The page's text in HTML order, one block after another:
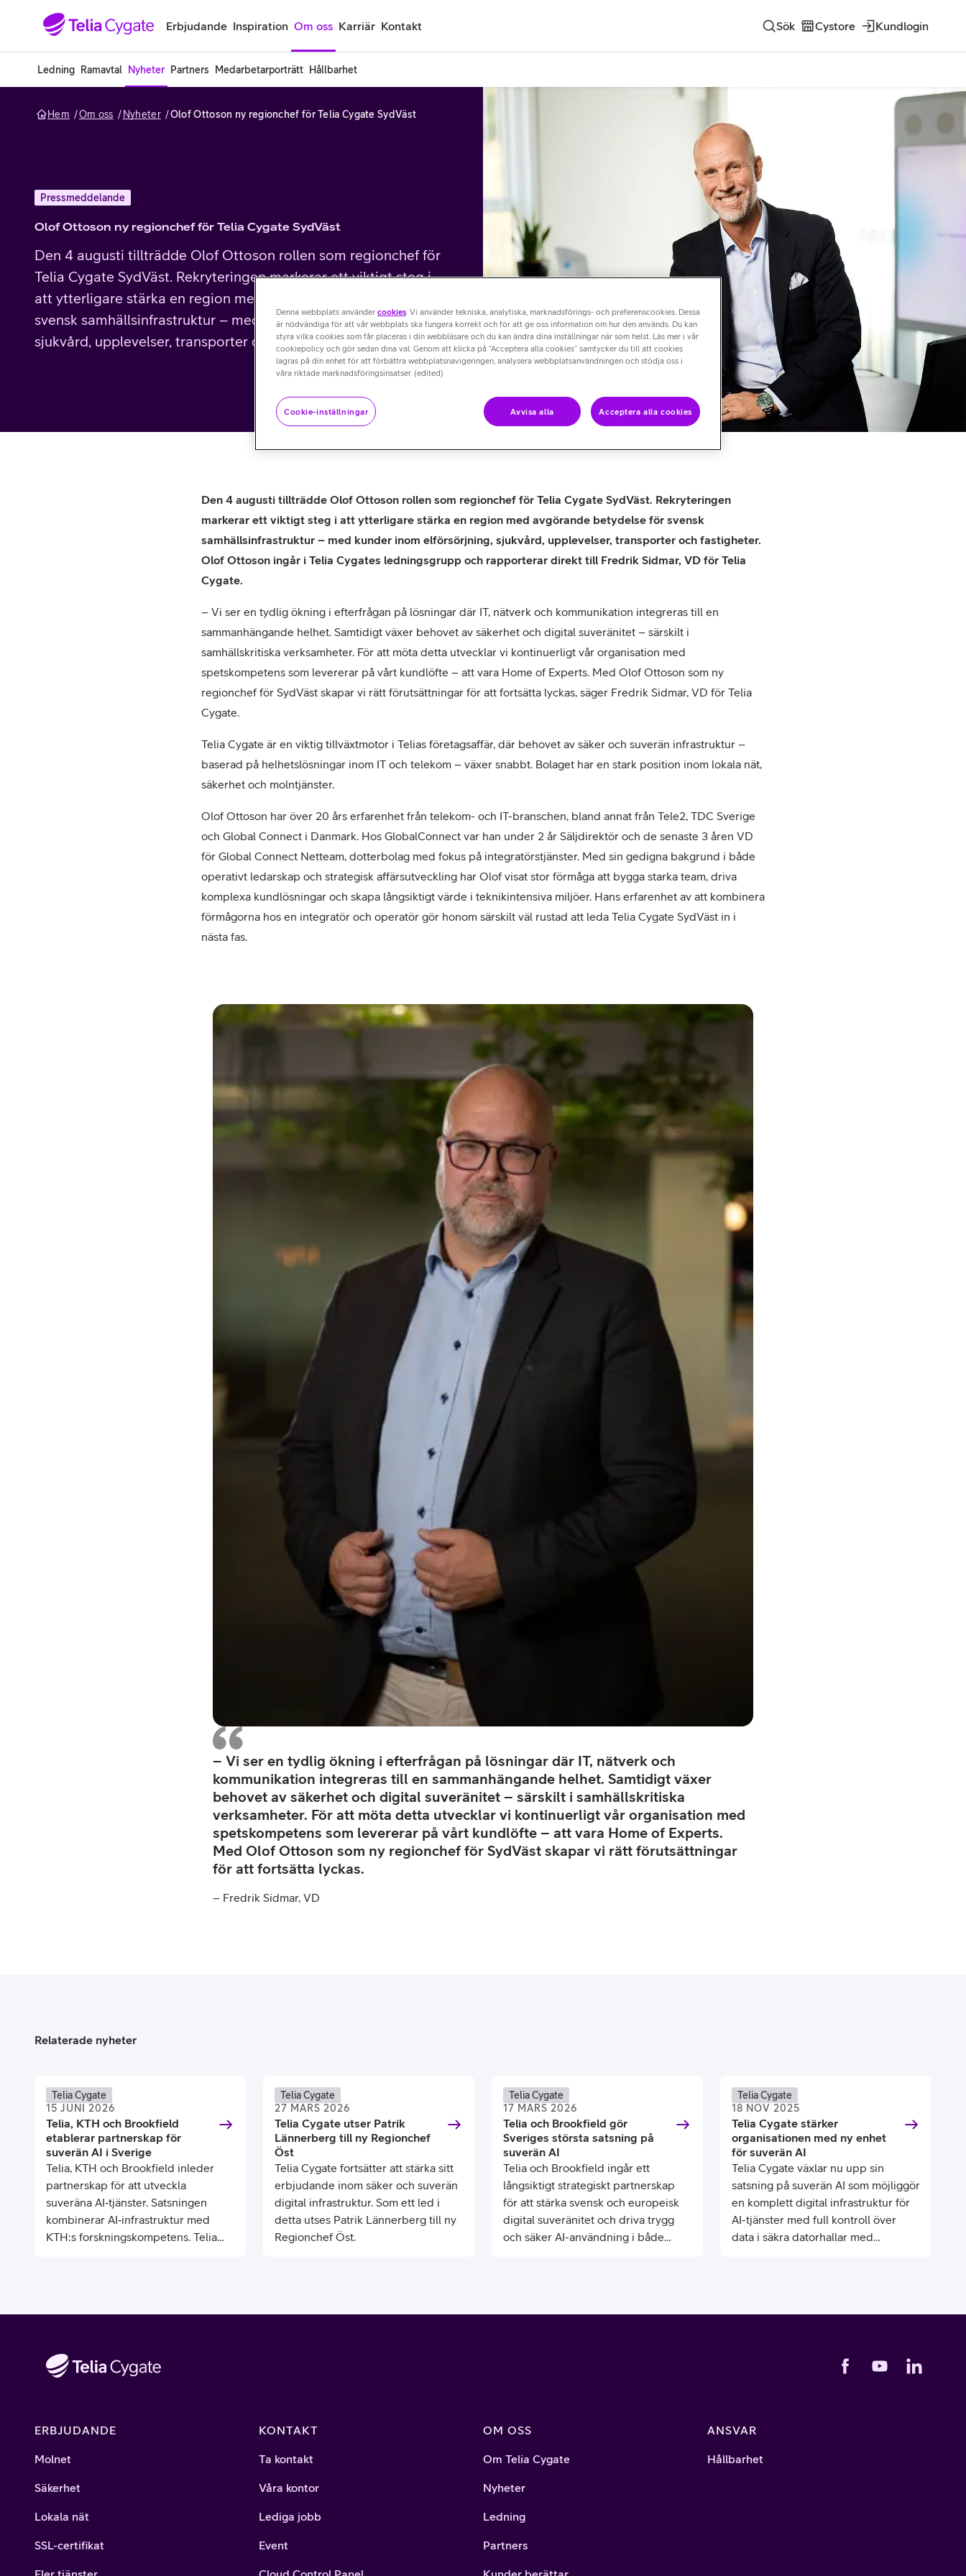
Gå till sidans innehåll
Erbjudande Inspiration Om oss Karriär Kontakt Sök Cystore Kundlogin
Ledning Ramavtal Nyheter Partners Medarbetarporträtt Hållbarhet
Hem Om oss Nyheter Olof Ottoson ny regionchef för Telia Cygate SydVäst
Pressmeddelande
Olof Ottoson ny regionchef för Telia Cygate SydVäst
Den 4 augusti tillträdde Olof Ottoson rollen som regionchef för
Telia Cygate SydVäst. Rekryteringen markerar ett viktigt steg i
att ytterligare stärka en region med avgörande betydelse för
svensk samhällsinfrastruktur – med kunder inom elförsörjning,
sjukvård, upplevelser, transporter och fastigheter.
Den 4 augusti tillträdde Olof Ottoson rollen som regionchef för Telia Cygate SydVäst. Rekryteringen
markerar ett viktigt steg i att ytterligare stärka en region med avgörande betydelse för svensk
samhällsinfrastruktur – med kunder inom elförsörjning, sjukvård, upplevelser, transporter och fastigheter.
Olof Ottoson ingår i Telia Cygates ledningsgrupp och rapporterar direkt till Fredrik Sidmar, VD för Telia
Cygate.
– Vi ser en tydlig ökning i efterfrågan på lösningar där IT, nätverk och kommunikation integreras till en
sammanhängande helhet. Samtidigt växer behovet av säkerhet och digital suveränitet – särskilt i
samhällskritiska verksamheter. För att möta detta utvecklar vi kontinuerligt vår organisation med
spetskompetens som levererar på vårt kundlöfte – att vara Home of Experts. Med Olof Ottoson som ny
regionchef för SydVäst skapar vi rätt förutsättningar för att fortsätta lyckas, säger Fredrik Sidmar, VD för Telia
Cygate.
Telia Cygate är en viktig tillväxtmotor i Telias företagsaffär, där behovet av säker och suverän infrastruktur –
baserad på helhetslösningar inom IT och telekom – växer snabbt. Bolaget har en stark position inom lokala nät,
säkerhet och molntjänster.
Olof Ottoson har över 20 års erfarenhet från telekom- och IT-branschen, bland annat från Tele2, TDC Sverige
och Global Connect i Danmark. Hos GlobalConnect var han under 2 år Säljdirektör och de senaste 3 åren VD
för Global Connect Netteam, dotterbolag med fokus på integratörstjänster. Med sin gedigna bakgrund i både
operativt ledarskap och strategisk affärsutveckling har Olof visat stor förmåga att bygga starka team, driva
komplexa kundlösningar och skapa långsiktigt värde i teknikintensiva miljöer. Hans erfarenhet av att kombinera
förmågorna hos en integratör och operatör gör honom särskilt väl rustad att leda Telia Cygate SydVäst in i
nästa fas.
– Vi ser en tydlig ökning i efterfrågan på lösningar där IT, nätverk och
kommunikation integreras till en sammanhängande helhet. Samtidigt växer
behovet av säkerhet och digital suveränitet – särskilt i samhällskritiska
verksamheter. För att möta detta utvecklar vi kontinuerligt vår organisation med
spetskompetens som levererar på vårt kundlöfte – att vara Home of Experts.
Med Olof Ottoson som ny regionchef för SydVäst skapar vi rätt förutsättningar
för att fortsätta lyckas.
– Fredrik Sidmar, VD
–
Relaterade nyheter
Telia Cygate
15 JUNI 2026
Telia, KTH och Brookfield
etablerar partnerskap för
suverän AI i Sverige
Telia, KTH och Brookfield inleder
partnerskap för att utveckla
suveräna AI‑tjänster. Satsningen
kombinerar AI‑infrastruktur med
KTH:s forskningskompetens. Telia
Telia Cygate
27 MARS 2026
Telia Cygate utser Patrik
Lännerberg till ny Regionchef
Öst
Telia Cygate fortsätter att stärka sitt
erbjudande inom säker och suverän
digital infrastruktur. Som ett led i
detta utses Patrik Lännerberg till ny
Regionchef Öst.
Telia Cygate
17 MARS 2026
Telia och Brookfield gör
Sveriges största satsning på
suverän AI
Telia och Brookfield ingår ett
långsiktigt strategiskt partnerskap
för att stärka svensk och europeisk
digital suveränitet och driva trygg
och säker AI-användning i både
Telia Cygate
18 NOV 2025
Telia Cygate stärker
organisationen med ny enhet
för suverän AI
Telia Cygate växlar nu upp sin
satsning på suverän AI som möjliggör
en komplett digital infrastruktur för
AI-tjänster med full kontroll över
data i säkra datorhallar med
nyckelkompetenser till den nya
ERBJUDANDE
Molnet
Säkerhet
Lokala nät
SSL-certifikat
KONTAKT
Ta kontakt
Våra kontor
Lediga jobb
Event
OM OSS
Om Telia Cygate
Nyheter
Ledning
Partners
ANSVAR
Hållbarhet
Denna webbplats använder cookies . Vi använder tekniska, analytiska, marknadsförings- och preferenscookies. Dessa
är nödvändiga för att vår webbplats ska fungera korrekt och för att ge oss information om hur den används. Du kan
styra vilka cookies som får placeras i din webbläsare och du kan ändra dina inställningar när som helst. Läs mer i vår
cookiepolicy och gör sedan dina val. Genom att klicka på “Acceptera alla cookies” samtycker du till att cookies
lagras på din enhet för att förbättra webbplatsnavigeringen, analysera webbplatsanvändningen och stödja oss i
våra riktade marknadsföringsinsatser. (edited)
Cookie-inställningar Avvisa alla Acceptera alla cookies